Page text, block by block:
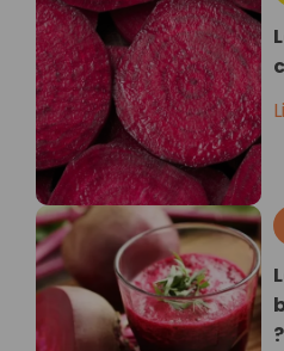
?